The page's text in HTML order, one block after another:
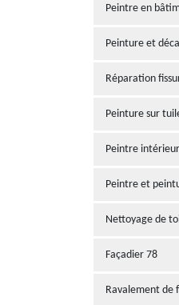
Peintre en
Peinture et
Réparation
Peinture sur
Peintre
Peintre et
Nettoyage de
Façadier 78
Ravalement de